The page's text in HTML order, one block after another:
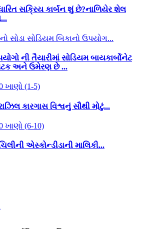
સક્રિય કાર્બન શું છે?નાળિયેર શેલ
સોડા સોડિયમ બિકાનો ઉપયોગ...
ની તૈયારીમાં સોડિયમ બાયકાર્બોનેટ
અને ઉમેરણ છે ...
ખાણો (1-5)
કારગાસ વિશ્વનું સૌથી મોટું...
ખાણો (6-10)
એસ્કોન્ડીડાની માલિકી...